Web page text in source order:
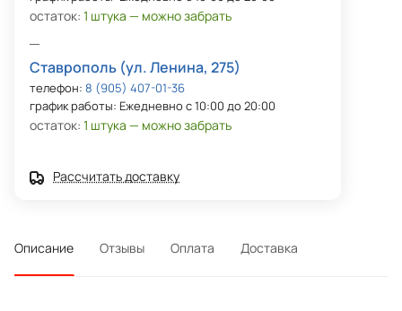
остаток: 1 штука — можно забрать
Ставрополь (ул. Ленина, 275)
телефон: 8 (905) 407-01-36
график работы: Ежедневно с 10:00 до 20:00
остаток: 1 штука — можно забрать
Рассчитать доставку
Описание Отзывы Оплата Доставка